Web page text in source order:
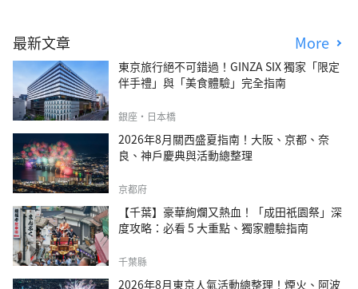
最新文章 More
東京旅行絕不可錯過！GINZA SIX 獨家「限定
伴手禮」與「美食體驗」完全指南
銀座・日本橋
2026年8月關西盛夏指南！大阪、京都、奈
良、神戶慶典與活動總整理
京都府
【千葉】豪華絢爛又熱血！「成田祇園祭」深
度攻略：必看 5 大重點、獨家體驗指南
千葉縣
2026年8月東京人氣活動總整理！煙火、阿波